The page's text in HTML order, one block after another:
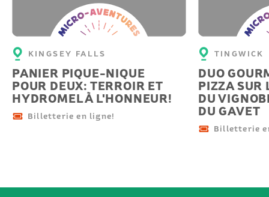
Micro-
aventure
KINGSEY FALLS
PANIER PIQUE-NIQUE
POUR DEUX: TERROIR ET
HYDROMEL À L'HONNEUR!
Billetterie en ligne!
Micro-
TINGWICK
DUO
PIZZA SUR
DU
DU GAVET
Billetterie